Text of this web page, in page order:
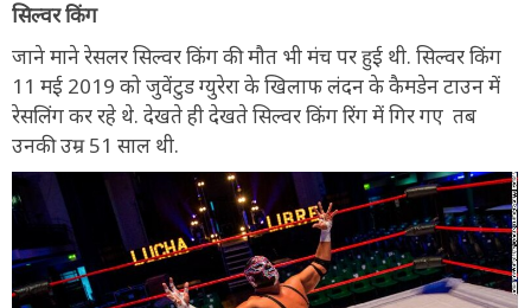
सिल्वर किंग
जाने माने रेसलर सिल्वर किंग की मौत भी मंच पर हुई थी. सिल्वर किंग
11 मई 2019 को जुवेंटुड ग्युरेरा के खिलाफ लंदन के कैमडेन टाउन में
रेसलिंग कर रहे थे. देखते ही देखते सिल्वर किंग रिंग में गिर गए तब
उनकी उम्र 51 साल थी.